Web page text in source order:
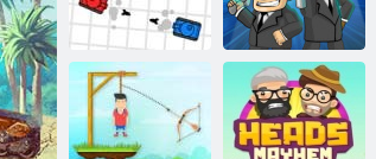
Tank cīņa Alien ķērējs